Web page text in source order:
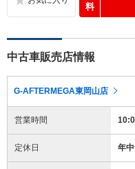
料
中古車販売店情報
G-AFTERMEGA東岡山店
営業時間
定休日 年